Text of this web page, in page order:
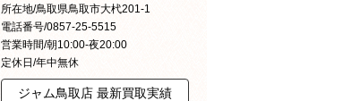
所在地/鳥取県鳥取市大杙201-1
電話番号/0857-25-5515
営業時間/朝10:00-夜20:00
定休日/年中無休
ジャム鳥取店 最新買取実績